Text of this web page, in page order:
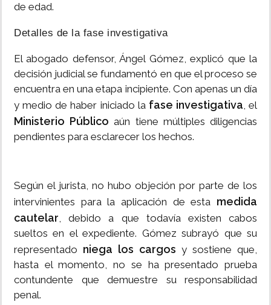
de edad.
Detalles de la fase investigativa
El abogado defensor, Ángel Gómez, explicó que la
decisión judicial se fundamentó en que el proceso se
encuentra en una etapa incipiente. Con apenas un día
y medio de haber iniciado la fase investigativa, el
Ministerio Público aún tiene múltiples diligencias
pendientes para esclarecer los hechos.
Según el jurista, no hubo objeción por parte de los
intervinientes para la aplicación de esta medida
cautelar, debido a que todavía existen cabos
sueltos en el expediente. Gómez subrayó que su
representado niega los cargos y sostiene que,
hasta el momento, no se ha presentado prueba
contundente que demuestre su responsabilidad
penal.